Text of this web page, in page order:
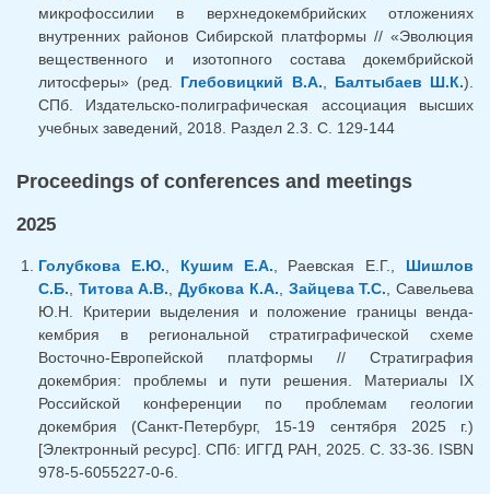
микрофоссилии в верхнедокембрийских отложениях
внутренних районов Сибирской платформы // «Эволюция
вещественного и изотопного состава докембрийской
литосферы» (ред. Глебовицкий В.А. Балтыбаев Ш.К.).
СПб. Издательско-полиграфическая ассоциация высших
учебных заведений, 2018. Раздел 2.3. С. 129-144
Proceedings of conferences and meetings
2025
Голубкова Е.Ю. Кушим Е.А. , Раевская Е.Г., Шишлов
С.Б.
Титова А.В. ,Дубкова К.А. Зайцева Т.С. , Савельева
Ю.Н. Критерии выделения и положение границы венда-
кембрия в региональной стратиграфической схеме
Восточно-Европейской платформы // Стратиграфия
докембрия: проблемы и пути решения. Материалы IX
Российской конференции по проблемам геологии
докембрия (Санкт-Петербург, 15-19 сентября 2025 г.)
[Электронный ресурс]. СПб: ИГГД РАН, 2025. С. 33-36. ISBN
978-5-6055227-0-6.